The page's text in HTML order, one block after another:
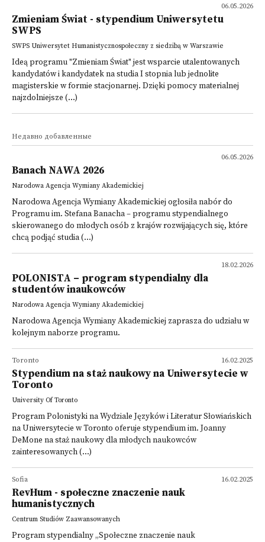
06.05.2026
Zmieniam Świat - stypendium Uniwersytetu
SWPS
SWPS Uniwersytet Humanistycznospołeczny z siedzibą w Warszawie
Ideą programu "Zmieniam Świat" jest wsparcie utalentowanych
kandydatów i kandydatek na studia I stopnia lub jednolite
magisterskie w formie stacjonarnej. Dzięki pomocy materialnej
najzdolniejsze (...)
Недавно добавленные
06.05.2026
Banach NAWA 2026
Narodowa Agencja Wymiany Akademickiej
Narodowa Agencja Wymiany Akademickiej ogłosiła nabór do
Programu im. Stefana Banacha – programu stypendialnego
skierowanego do młodych osób z krajów rozwijających się, które
chcą podjąć studia (...)
18.02.2026
POLONISTA – program stypendialny dla
studentów inaukowców
Narodowa Agencja Wymiany Akademickiej
Narodowa Agencja Wymiany Akademickiej zaprasza do udziału w
kolejnym naborze programu.
16.02.2025
Toronto
Stypendium na staż naukowy na Uniwersytecie w
Toronto
University Of Toronto
Program Polonistyki na Wydziale Języków i Literatur Słowiańskich
na Uniwersytecie w Toronto oferuje stypendium im. Joanny
DeMone na staż naukowy dla młodych naukowców
zainteresowanych (...)
16.02.2025
Sofia
RevHum - społeczne znaczenie nauk
humanistycznych
Centrum Studiów Zaawansowanych
Program stypendialny „Społeczne znaczenie nauk